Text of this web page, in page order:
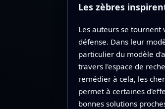
Les zèbres
Les auteurs se
défense. Dans leur
particulier du modèle
travers l'espace de
remédier à cela, les
permet à certaines
bonnes solutions